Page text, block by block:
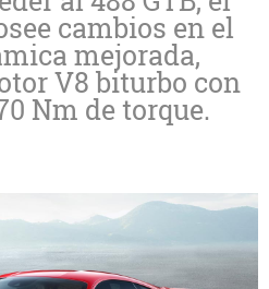
cambios en el
mejorada,
V8 biturbo con
Nm de torque.